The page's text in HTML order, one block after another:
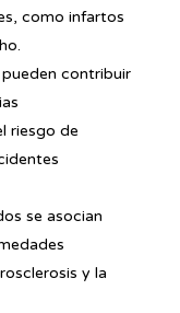
como infartos
contribuir
riesgo de
se asocian
y la